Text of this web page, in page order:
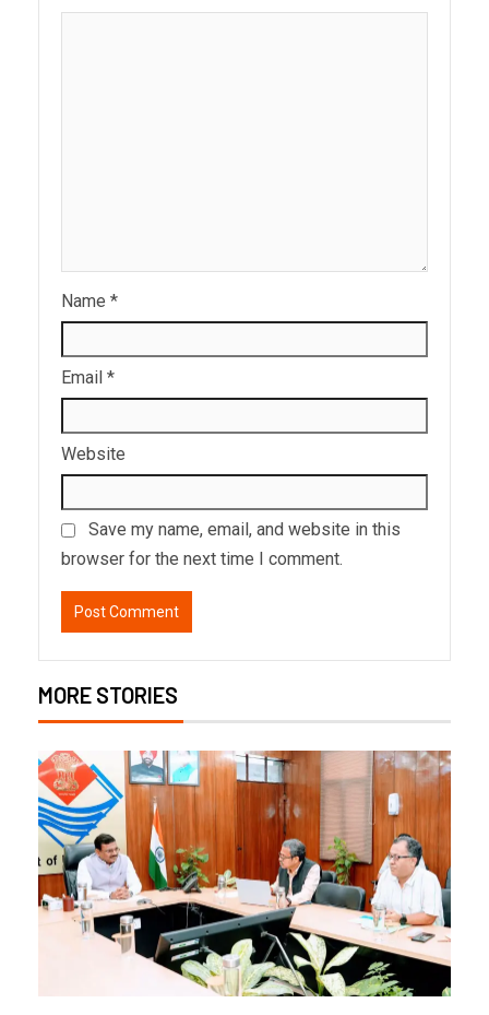
Name *
Email *
Website
Save my name, email, and website in this
browser for the next time I comment.
MORE STORIES